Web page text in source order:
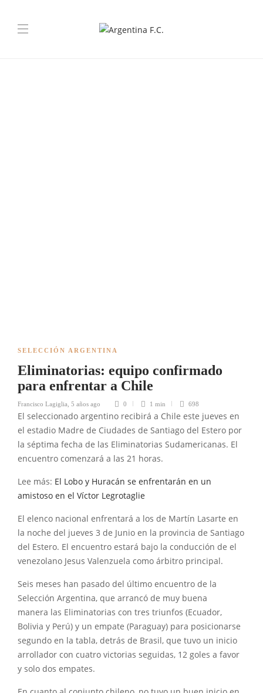
SELECCIÓN ARGENTINA
Eliminatorias: equipo confirmado
para enfrentar a Chile
Francisco Lagiglia 5 años ago 0 1 min 698
El seleccionado argentino recibirá a Chile este jueves en
el estadio Madre de Ciudades de Santiago del Estero por
la séptima fecha de las Eliminatorias Sudamericanas. El
encuentro comenzará a las 21 horas.
Lee más: El Lobo y Huracán se enfrentarán en un
amistoso en el Víctor Legrotaglie
El elenco nacional enfrentará a los de Martín Lasarte en
la noche del jueves 3 de Junio en la provincia de Santiago
del Estero. El encuentro estará bajo la conducción de el
venezolano Jesus Valenzuela como árbitro principal.
Seis meses han pasado del último encuentro de la
Selección Argentina, que arrancó de muy buena
manera las Eliminatorias con tres triunfos (Ecuador,
Bolivia y Perú) y un empate (Paraguay) para posicionarse
segundo en la tabla, detrás de Brasil, que tuvo un inicio
arrollador con cuatro victorias seguidas, 12 goles a favor
y solo dos empates.